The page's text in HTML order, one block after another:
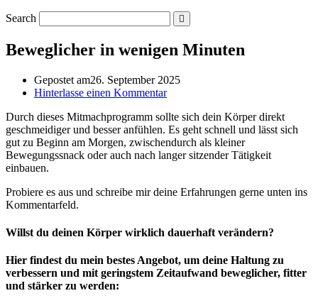
Search
Beweglicher in wenigen Minuten
Gepostet am26. September 2025
Hinterlasse einen Kommentar
Durch dieses Mitmachprogramm sollte sich dein Körper direkt
geschmeidiger und besser anfühlen. Es geht schnell und lässt sich
gut zu Beginn am Morgen, zwischendurch als kleiner
Bewegungssnack oder auch nach langer sitzender Tätigkeit
einbauen.
Probiere es aus und schreibe mir deine Erfahrungen gerne unten ins
Kommentarfeld.
Willst du deinen Körper wirklich dauerhaft verändern?
Hier findest du mein bestes Angebot, um deine Haltung zu
verbessern und mit geringstem Zeitaufwand beweglicher, fitter
und stärker zu werden: